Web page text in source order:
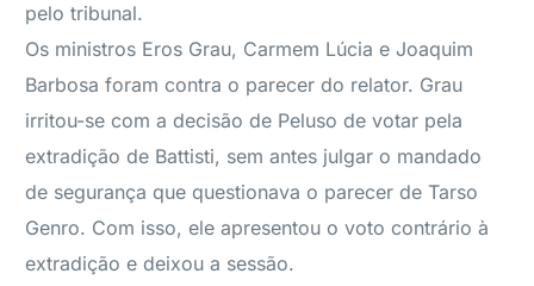
pelo tribunal.
Os ministros Eros Grau, Carmem Lúcia e Joaquim
Barbosa foram contra o parecer do relator. Grau
irritou-se com a decisão de Peluso de votar pela
extradição de Battisti, sem antes julgar o mandado
de segurança que questionava o parecer de Tarso
Genro. Com isso, ele apresentou o voto contrário à
extradição e deixou a sessão.